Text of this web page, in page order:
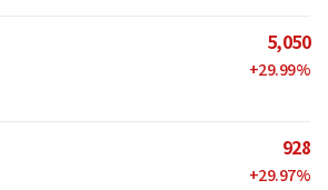
5,050
+29.99%
928
+29.97%